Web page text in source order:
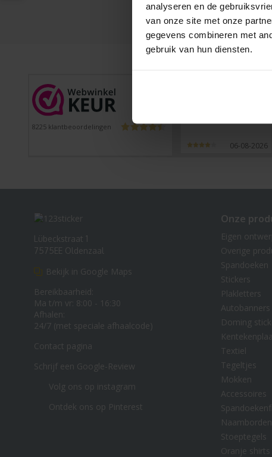
analyseren en de
van onze site met onze
gegevens combineren met
gebruik van hun diensten.
8225 klantbeoordelingen
06-08-2026
Lübeckstraat 1
7575EE Oldenzaal
Bekijk in Google Maps
Bereikbaarheid:
Ma t/m vr: 8:00 - 16:30
Afhalen:
24/7 (met speciale afhaalcode)
Contact pagina
Schrijf een Google-Review
Volg ons op instagram
Ontdek ons op Pinterest
Onze
Eigen
Overige
Spandoeken
Stickers
Plakletters
Autobanners
Doming
Textiel
Tegeltjes
Mokken
Accessoires
Naamborden
Stoeptegels
Oranje shirts